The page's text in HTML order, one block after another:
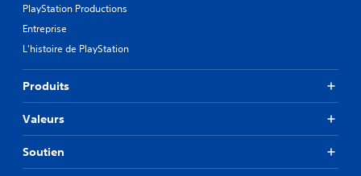
PlayStation Productions
Entreprise
L'histoire de PlayStation
Produits
Valeurs
Soutien